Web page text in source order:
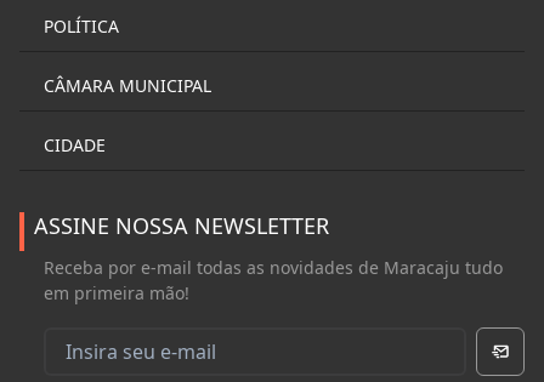
POLÍTICA
CÂMARA MUNICIPAL
CIDADE
ASSINE NOSSA NEWSLETTER
Receba por e-mail todas as novidades de Maracaju tudo
em primeira mão!